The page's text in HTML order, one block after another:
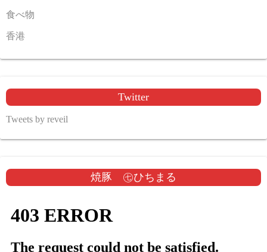
食べ物
香港
Twitter
Tweets by reveil
焼豚 ㊆ひちまる